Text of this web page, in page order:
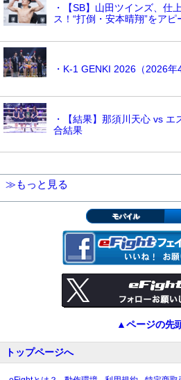
・【SB】山田ツインズ、仕
ス！“打倒・安本晴翔”をアピ
・K-1 GENKI 2026（2026
・【結果】那須川天心 vs
合結果
≫もっと見る
モバイル
▲ページの先
トップページへ